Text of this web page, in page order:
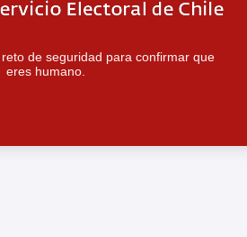
de seguridad para confirmar que
eres humano.